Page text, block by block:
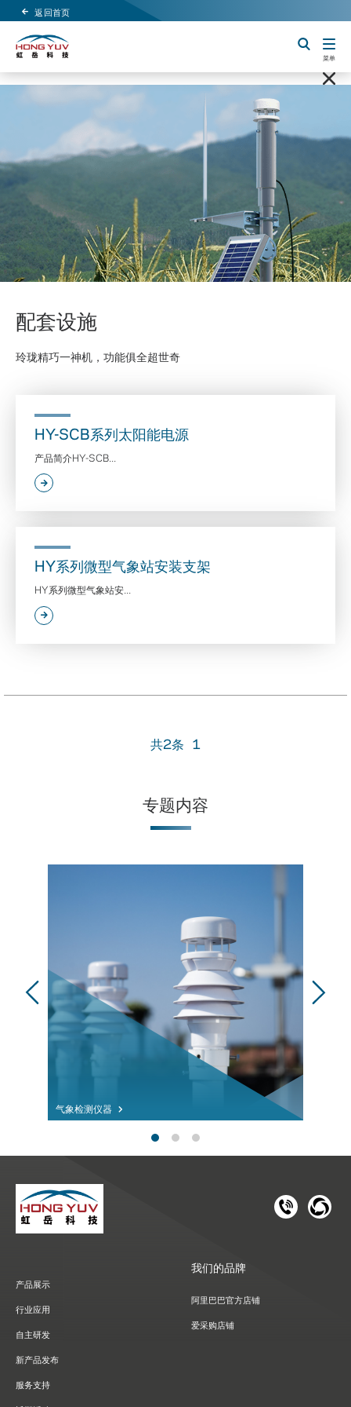
返回首页
Header Logo
切换搜索
菜单
配套设施
玲珑精巧一神机，功能俱全超世奇
HY-SCB系列太阳能电源
产品简介HY-SCB...
HY系列微型气象站安装支架
HY系列微型气象站安...
共2条 1
专题内容
气象检测仪器
181 1126
028-
产品展示
行业应用
自主研发
新产品发布
服务支持
我们的品牌
阿里巴巴官方店铺
爱采购店铺